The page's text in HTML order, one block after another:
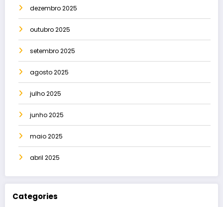
dezembro 2025
outubro 2025
setembro 2025
agosto 2025
julho 2025
junho 2025
maio 2025
abril 2025
Categories